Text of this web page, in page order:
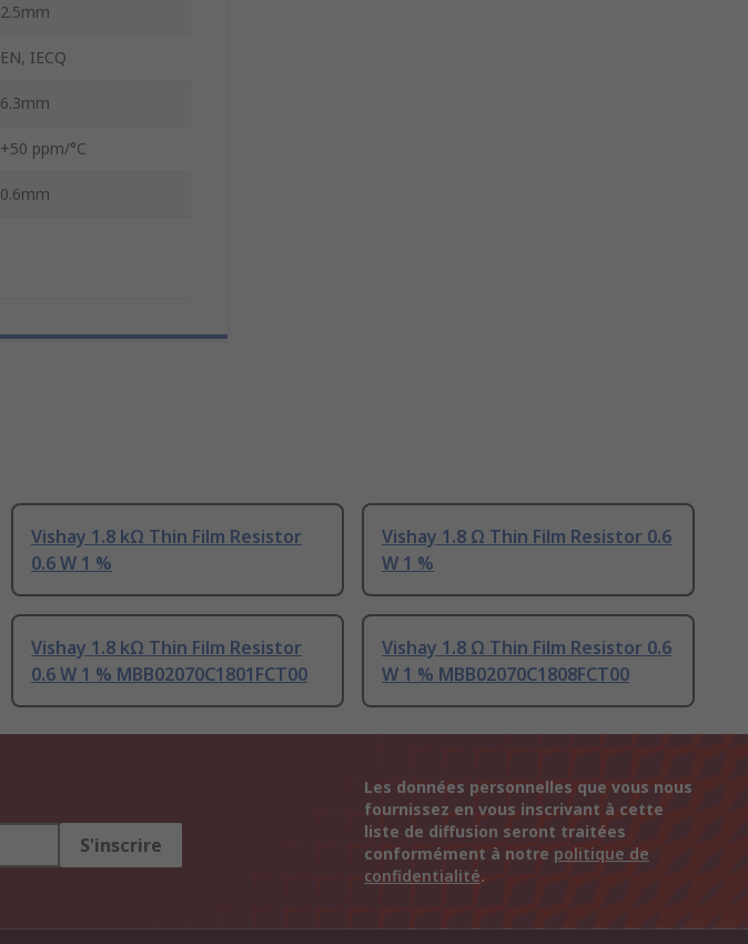
2.5mm
EN, IECQ
6.3mm
+50 ppm/°C
0.6mm
Vishay 1.8 kΩ Thin Film Resistor
0.6 W 1 %
Vishay 1.8 Ω Thin Film Resistor 0.6
W 1 %
Vishay 1.8 kΩ Thin Film Resistor
0.6 W 1 % MBB02070C1801FCT00
Vishay 1.8 Ω Thin Film Resistor 0.6
W 1 % MBB02070C1808FCT00
S'inscrire
Les données personnelles que vous nous
fournissez en vous inscrivant à cette
liste de diffusion seront traitées
conformément à notre politique de
confidentialité.